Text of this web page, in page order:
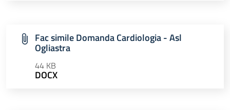
Fac simile Domanda Cardiologia - Asl
Ogliastra
44 KB
DOCX